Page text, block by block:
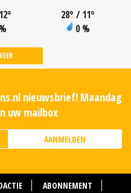
°
28° / 11°
0 %
nieuwsbrief! Maandag
uw mailbox
AANMELDEN
ABONNEMENT